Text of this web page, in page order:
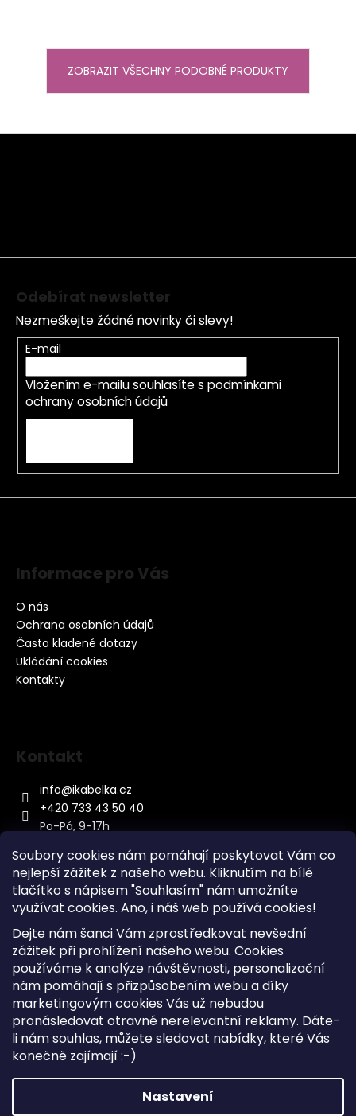
Soubory cookies nám pomáhají poskytovat Vám co
nejlepší zážitek z našeho webu. Kliknutím na bílé
tlačítko s nápisem "Souhlasím" nám umožníte
využívat cookies. Ano, i náš web používá cookies!
Dejte nám šanci Vám zprostředkovat nevšední
zážitek při prohlížení našeho webu. Cookies
používáme k analýze návštěvnosti, personalizační
nám pomáhají s přizpůsobením webu a díky
marketingovým cookies Vás už nebudou
pronásledovat otravné nerelevantní reklamy. Dáte-
li nám souhlas, můžete sledovat nabídky, které Vás
konečně zajímají :-)
Nastavení
ZOBRAZIT VŠECHNY PODOBNÉ PRODUKTY
Odebírat newsletter
Nezmeškejte žádné novinky či slevy!
E-mail
Vložením e-mailu souhlasíte s podmínkami
ochrany osobních údajů
Informace pro Vás
O nás
Ochrana osobních údajů
Často kladené dotazy
Ukládání cookies
Kontakty
Kontakt
info@ikabelka.cz
+420 733 43 50 40
Po-Pá, 9-17h
Kontakt
Sitemap
Doprava a Platba
Reklamace Zboží
Obchodní podmínky
iKabelka.cz. Všechna práva vyhrazena.
Upravit nastavení cookies